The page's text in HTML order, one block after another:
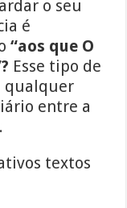
o seu
é
“aos que O
Esse tipo de
qualquer
entre a
textos